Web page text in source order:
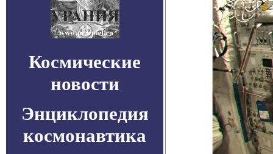
Космические
новости
Энциклопедия
космонавтика